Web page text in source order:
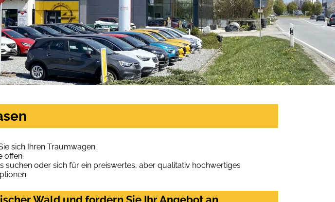
sich Ihren Traumwagen.
offen.
suchen oder sich für ein preiswertes, aber qualitativ hochwertiges
Wald und fordern Sie Ihr Angebot an